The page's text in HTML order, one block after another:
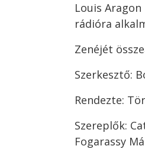
Louis
rádióra
Zenéjét
Szerkesztő:
Rendezte:
Szereplők:
Fogarassy